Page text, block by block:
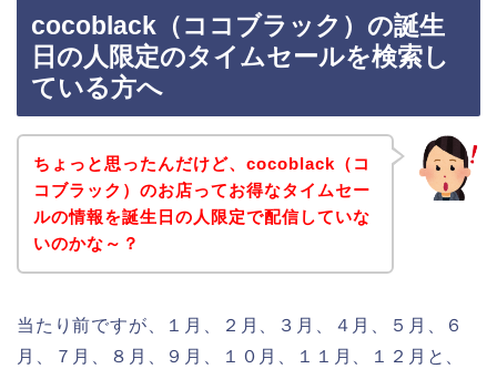
cocoblack（ココブラック）の誕生
日の人限定のタイムセールを検索し
ている方へ
ちょっと思ったんだけど、cocoblack（コ
コブラック）のお店ってお得なタイムセー
ルの情報を誕生日の人限定で配信していな
いのかな～？
当たり前ですが、１月、２月、３月、４月、５月、６
月、７月、８月、９月、１０月、１１月、１２月と、